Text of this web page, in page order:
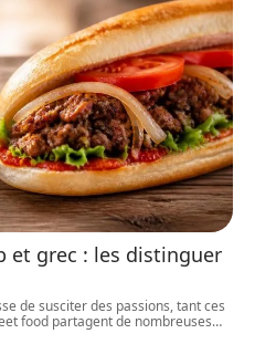
et grec : les distinguer
de susciter des passions, tant ces
food partagent de nombreuses…